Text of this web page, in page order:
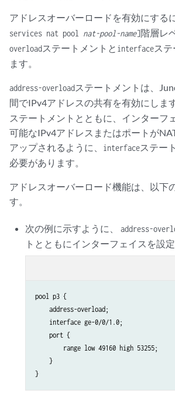
アドレスオーバーロードを有効にする
services nat pool nat-pool-name]階層レ
overloadステートメントと interfaceス
ます。
address-overloadステートメントは、
間でIPv4アドレスの共有を有効にします
ステートメントとともに、インターフ
可能なIPv4アドレスまたはポートが
アップされるように、
interfaceステー
必要があります。
アドレスオーバーロード機能は、以下
す。
次の例に示すように、address-
トとともにインターフェイスを設定
pool p3 {
    address-overload;
    interface ge-0/0/1.0;
    port {
        range low 49160 high 53255;
    }